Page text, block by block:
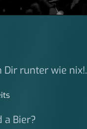
Dir runter wie nix!.
a Bier?